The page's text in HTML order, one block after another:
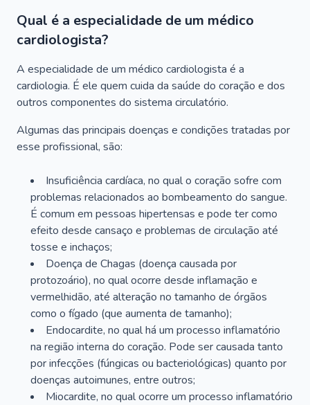
Qual é a especialidade de um médico
cardiologista?
A especialidade de um médico cardiologista é a
cardiologia. É ele quem cuida da saúde do coração e dos
outros componentes do sistema circulatório.
Algumas das principais doenças e condições tratadas por
esse profissional, são:
Insuficiência cardíaca, no qual o coração sofre com
problemas relacionados ao bombeamento do sangue.
É comum em pessoas hipertensas e pode ter como
efeito desde cansaço e problemas de circulação até
tosse e inchaços;
Doença de Chagas (doença causada por
protozoário), no qual ocorre desde inflamação e
vermelhidão, até alteração no tamanho de órgãos
como o fígado (que aumenta de tamanho);
Endocardite, no qual há um processo inflamatório
na região interna do coração. Pode ser causada tanto
por infecções (fúngicas ou bacteriológicas) quanto por
doenças autoimunes, entre outros;
Miocardite, no qual ocorre um processo inflamatório